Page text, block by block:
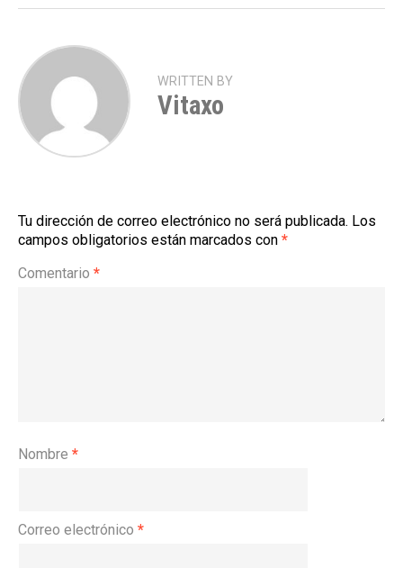
WRITTEN BY
Vitaxo
Tu dirección de correo electrónico no será publicada. Los
campos obligatorios están marcados con *
Comentario *
Nombre *
Correo electrónico *